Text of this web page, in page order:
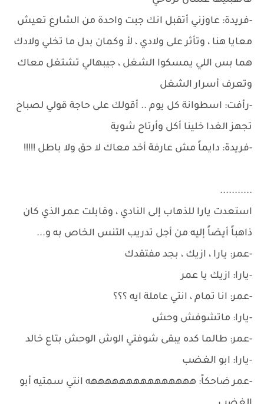
-فريدة: عاوزني أتقبل انك جبت واحدة من الشارع تعيش
معايا هنا ، وتأثر على ولادي ، لأ وكمان بدل ما تخلي ولادك
هما بس اللي يمسكوا الشغل ، جيبهالي تشتغل معاك
وتعرف أسرار الشغل
-رأفت: اسطوانة كل يوم .. أقولك على حاجة قولي لصباح
تجهز الغدا خلينا أكل وأرتاح شوية
-فريدة: دايماً مش عارفة أخد معاك لا حق ولا باطل !!!!!
...........
استعدت يارا للذهاب إلى النادي ، وقابلت عمر الذي كان
ذاهباً أيضاً إليه من أجل تدريب التنس الخاص به و...
-عمر: يارا ، ازيك ، بجد مفتقدك
-يارا: ازيك يا عمر
-عمر: انا تمام ، انتي عاملة ايه ؟؟؟
-يارا: ماتشوفش وحش
-عمر: طالما كده يبقى شوفتي الوش الوحش بتاع خالد
-يارا: ابو الغضب
-عمر ضاحكاً: هههههههههههههههه انتي سمتيه أبو